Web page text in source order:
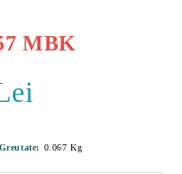
MBK
Greutate: 0.067 Kg